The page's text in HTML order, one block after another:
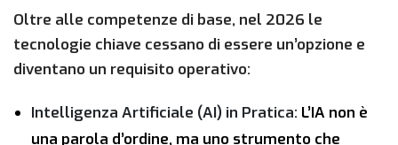
Oltre alle competenze di base, nel 2026 le
tecnologie chiave cessano di essere un’opzione e
diventano un requisito operativo:
Intelligenza Artificiale (AI) in Pratica: L’IA non è
una parola d’ordine, ma uno strumento che